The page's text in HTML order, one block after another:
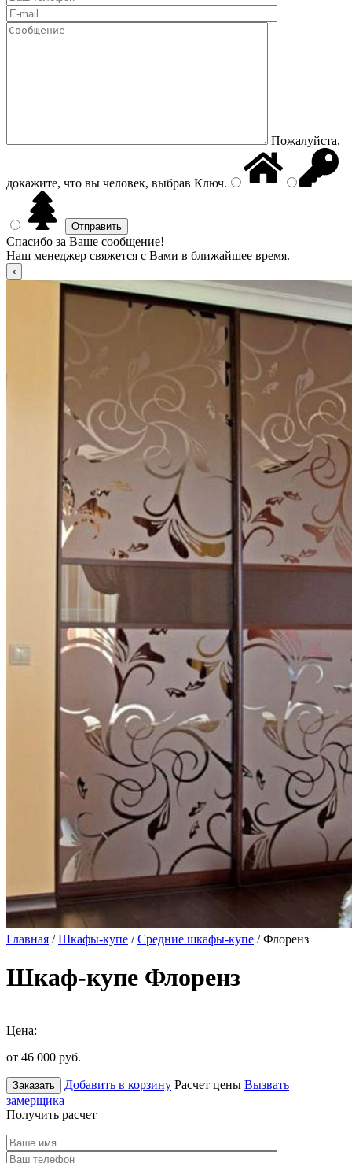
Пожалуйста,
докажите, что вы человек, выбрав Ключ.
Спасибо за Ваше сообщение!
Наш менеджер свяжется с Вами в ближайшее время.
Главная /Шкафы-купе /Средние шкафы-купе / Флоренз
Шкаф-купе Флоренз
Цена:
от 46 000 руб.
Заказать Добавить в корзину Расчет цены Вызвать
замерщика
Получить расчет